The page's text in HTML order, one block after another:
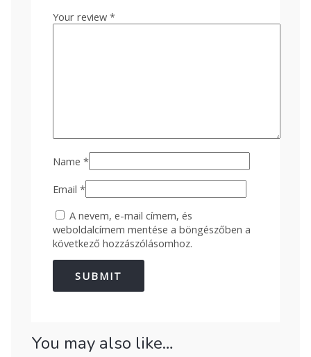
Your review*
Name*
Email*
A nevem, e-mail címem, és
weboldalcímem mentése a böngészőben a
következő hozzászólásomhoz.
You may also like…